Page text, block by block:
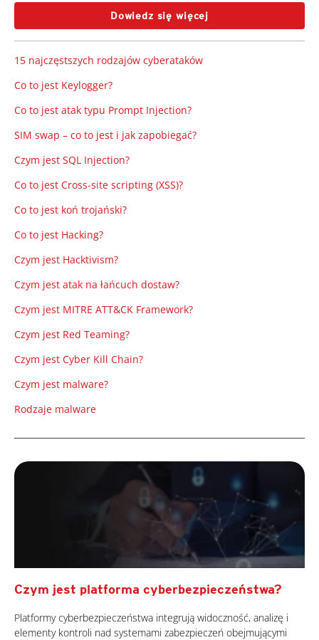
Dowiedz się więcej
15 najczęstszych rodzajów cyberataków
Co to jest Keylogger?
Co to jest atak typu Prompt Injection?
SIM swap – co to jest i jak zapobiegać?
Czym jest SQL Injection?
Co to jest Cross-site scripting (XSS)?
Co to jest koń trojański?
Co to jest Hacking?
Czym jest Hacktivism?
Czym jest atak na łańcuch dostaw?
Czym jest MITRE ATT&CK Framework?
Czym jest Red Teaming?
Czym jest Cyber Kill Chain?
Czym jest malware?
Rodzaje malware
Czym jest platforma cyberbezpieczeństwa?
Platformy cyberbezpieczeństwa integrują widoczność, analizę i
elementy kontroli nad systemami zabezpieczeń obejmującymi